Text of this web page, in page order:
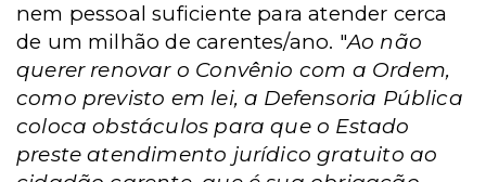
nem pessoal suficiente para atender cerca
de um milhão de carentes/ano. "Ao não
querer renovar o Convênio com a Ordem,
como previsto em lei, a Defensoria Pública
coloca obstáculos para que o Estado
preste atendimento jurídico gratuito ao